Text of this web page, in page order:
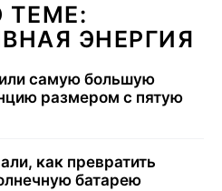
ТЕМЕ:
ЭНЕРГИЯ
самую большую
размером с пятую
как превратить
батарею